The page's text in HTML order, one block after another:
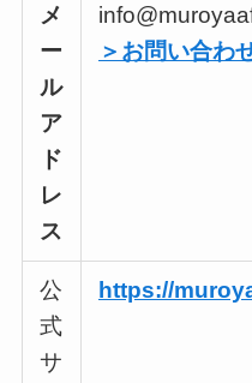
メ
ー
ル
ア
ド
レ
ス
＞お問い合わ
公
式
サ
https://